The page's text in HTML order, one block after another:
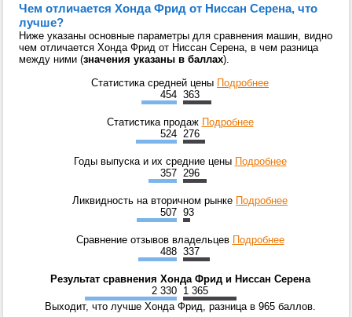
Чем отличается Хонда Фрид от Ниссан Серена, что
лучше?
Ниже указаны основные параметры для сравнения машин, видно
чем отличается Хонда Фрид от Ниссан Серена, в чем разница
между ними (значения указаны в баллах).
Статистика средней цены Подробнее
454 363
Статистика продаж Подробнее
524 276
Годы выпуска и их средние цены Подробнее
357 296
Ликвидность на вторичном рынке Подробнее
507 93
Сравнение отзывов владельцев Подробнее
488 337
Результат сравнения Хонда Фрид и Ниссан Серена
2 330 1 365
Выходит, что лучше Хонда Фрид, разница в 965 баллов.